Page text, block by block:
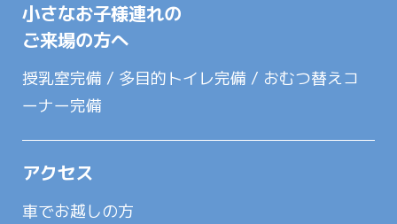
小さなお子様連れの
ご来場の方へ
授乳室完備 / 多目的トイレ完備 / おむつ替えコ
ーナー完備
アクセス
車でお越しの方